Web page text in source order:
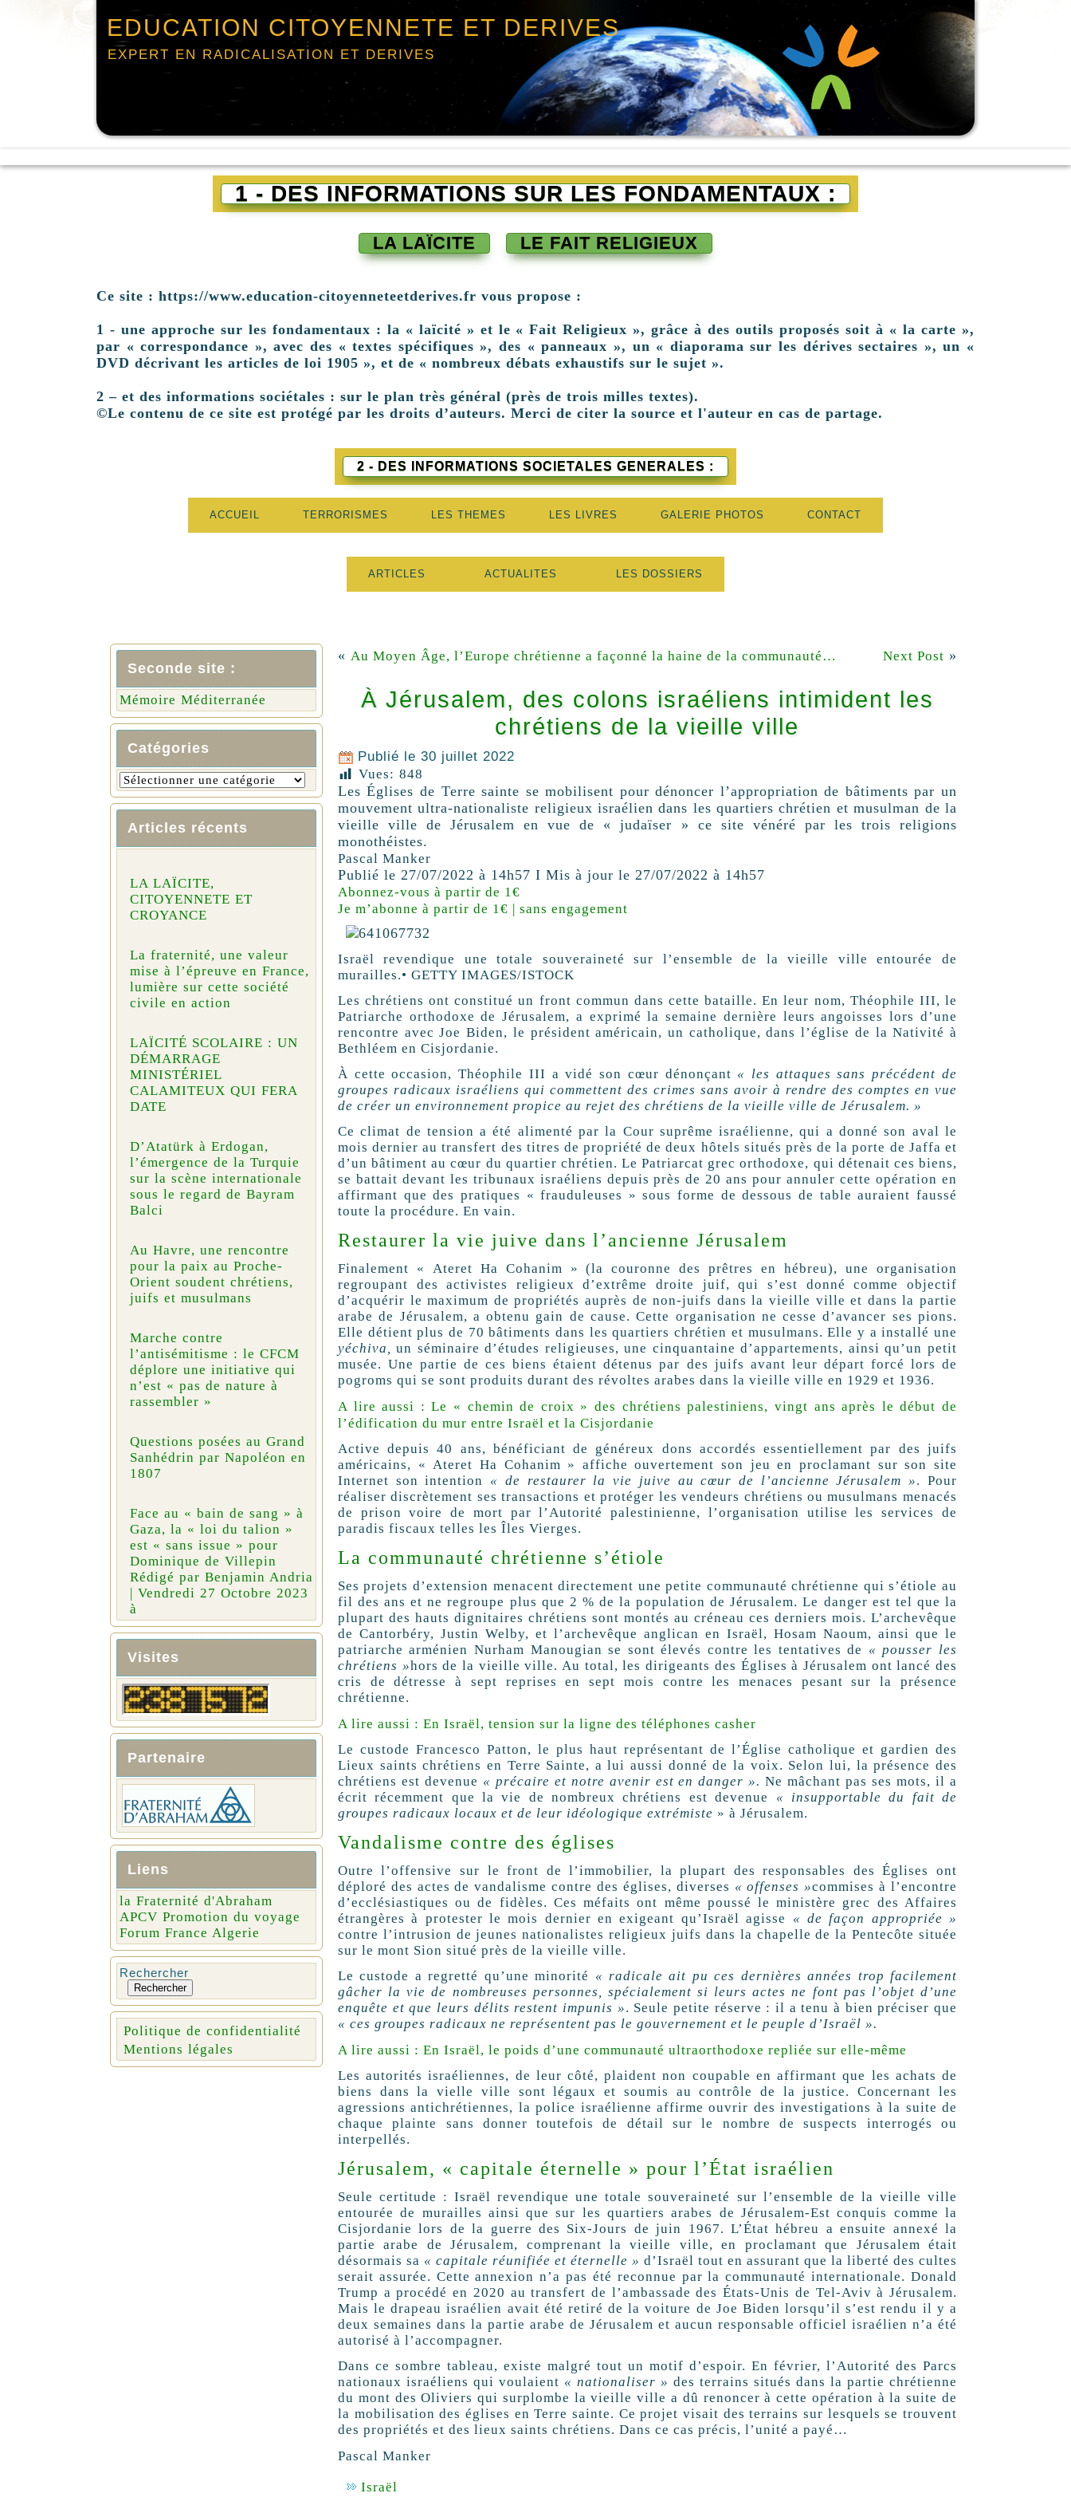
EDUCATION CITOYENNETE ET DERIVES
EXPERT EN RADICALISATION ET DERIVES
1 - DES INFORMATIONS SUR LES FONDAMENTAUX :
LA LAÏCITE LE FAIT RELIGIEUX
Ce site : https://www.education-citoyenneteetderives.fr vous propose :
1 - une approche sur les fondamentaux : la « laïcité » et le « Fait Religieux », grâce à des outils proposés soit à « la carte »,
par « correspondance », avec des « textes spécifiques », des « panneaux », un « diaporama sur les dérives sectaires », un «
DVD décrivant les articles de loi 1905 », et de « nombreux débats exhaustifs sur le sujet ».
2 – et des informations sociétales : sur le plan très général (près de trois milles textes).
©Le contenu de ce site est protégé par les droits d’auteurs. Merci de citer la source et l'auteur en cas de partage.
2 - DES INFORMATIONS SOCIETALES GENERALES :
ACCUEIL TERRORISMES LES THEMES LES LIVRES GALERIE PHOTOS CONTACT
ARTICLES ACTUALITES LES DOSSIERS
Seconde site :
Mémoire Méditerranée
Catégories
Articles récents
LA LAÏCITE,
CITOYENNETE ET
CROYANCE
La fraternité, une valeur
mise à l’épreuve en France,
lumière sur cette société
civile en action
LAÏCITÉ SCOLAIRE : UN
DÉMARRAGE
MINISTÉRIEL
CALAMITEUX QUI FERA
DATE
D’Atatürk à Erdogan,
l’émergence de la Turquie
sur la scène internationale
sous le regard de Bayram
Balci
Au Havre, une rencontre
pour la paix au Proche-
Orient soudent chrétiens,
juifs et musulmans
Marche contre
l’antisémitisme : le CFCM
déplore une initiative qui
n’est « pas de nature à
rassembler »
Questions posées au Grand
Sanhédrin par Napoléon en
1807
Face au « bain de sang » à
Gaza, la « loi du talion »
est « sans issue » pour
Dominique de Villepin
Rédigé par Benjamin Andria
| Vendredi 27 Octobre 2023
à
Visites
Partenaire
Liens
la Fraternité d'Abraham
APCV Promotion du voyage
Forum France Algerie
Rechercher
Rechercher
Politique de confidentialité
Mentions légales
« Au Moyen Âge, l’Europe chrétienne a façonné la haine de la communauté… Next Post »
À Jérusalem, des colons israéliens intimident les
chrétiens de la vieille ville
Publié le 30 juillet 2022
Vues: 848
Les Églises de Terre sainte se mobilisent pour dénoncer l’appropriation de bâtiments par un
mouvement ultra-nationaliste religieux israélien dans les quartiers chrétien et musulman de la
vieille ville de Jérusalem en vue de « judaïser » ce site vénéré par les trois religions
monothéistes.
Pascal Manker
Publié le 27/07/2022 à 14h57 I Mis à jour le 27/07/2022 à 14h57
Abonnez-vous à partir de 1€
Je m’abonne à partir de 1€ | sans engagement
Israël revendique une totale souveraineté sur l’ensemble de la vieille ville entourée de
murailles.• GETTY IMAGES/ISTOCK
Les chrétiens ont constitué un front commun dans cette bataille. En leur nom, Théophile III, le
Patriarche orthodoxe de Jérusalem, a exprimé la semaine dernière leurs angoisses lors d’une
rencontre avec Joe Biden, le président américain, un catholique, dans l’église de la Nativité à
Bethléem en Cisjordanie.
À cette occasion, Théophile III a vidé son cœur dénonçant « les attaques sans précédent de
groupes radicaux israéliens qui commettent des crimes sans avoir à rendre des comptes en vue
de créer un environnement propice au rejet des chrétiens de la vieille ville de Jérusalem. »
Ce climat de tension a été alimenté par la Cour suprême israélienne, qui a donné son aval le
mois dernier au transfert des titres de propriété de deux hôtels situés près de la porte de Jaffa et
d’un bâtiment au cœur du quartier chrétien. Le Patriarcat grec orthodoxe, qui détenait ces biens,
se battait devant les tribunaux israéliens depuis près de 20 ans pour annuler cette opération en
affirmant que des pratiques « frauduleuses » sous forme de dessous de table auraient faussé
toute la procédure. En vain.
Restaurer la vie juive dans l’ancienne Jérusalem
Finalement « Ateret Ha Cohanim » (la couronne des prêtres en hébreu), une organisation
regroupant des activistes religieux d’extrême droite juif, qui s’est donné comme objectif
d’acquérir le maximum de propriétés auprès de non-juifs dans la vieille ville et dans la partie
arabe de Jérusalem, a obtenu gain de cause. Cette organisation ne cesse d’avancer ses pions.
Elle détient plus de 70 bâtiments dans les quartiers chrétien et musulmans. Elle y a installé une
yéchiva, un séminaire d’études religieuses, une cinquantaine d’appartements, ainsi qu’un petit
musée. Une partie de ces biens étaient détenus par des juifs avant leur départ forcé lors de
pogroms qui se sont produits durant des révoltes arabes dans la vieille ville en 1929 et 1936.
A lire aussi : Le « chemin de croix » des chrétiens palestiniens, vingt ans après le début de
l’édification du mur entre Israël et la Cisjordanie
Active depuis 40 ans, bénéficiant de généreux dons accordés essentiellement par des juifs
américains, « Ateret Ha Cohanim » affiche ouvertement son jeu en proclamant sur son site
Internet son intention « de restaurer la vie juive au cœur de l’ancienne Jérusalem ». Pour
réaliser discrètement ses transactions et protéger les vendeurs chrétiens ou musulmans menacés
de prison voire de mort par l’Autorité palestinienne, l’organisation utilise les services de
paradis fiscaux telles les Îles Vierges.
La communauté chrétienne s’étiole
Ses projets d’extension menacent directement une petite communauté chrétienne qui s’étiole au
fil des ans et ne regroupe plus que 2 % de la population de Jérusalem. Le danger est tel que la
plupart des hauts dignitaires chrétiens sont montés au créneau ces derniers mois. L’archevêque
de Cantorbéry, Justin Welby, et l’archevêque anglican en Israël, Hosam Naoum, ainsi que le
patriarche arménien Nurham Manougian se sont élevés contre les tentatives de « pousser les
chrétiens »hors de la vieille ville. Au total, les dirigeants des Églises à Jérusalem ont lancé des
cris de détresse à sept reprises en sept mois contre les menaces pesant sur la présence
chrétienne.
A lire aussi : En Israël, tension sur la ligne des téléphones casher
Le custode Francesco Patton, le plus haut représentant de l’Église catholique et gardien des
Lieux saints chrétiens en Terre Sainte, a lui aussi donné de la voix. Selon lui, la présence des
chrétiens est devenue « précaire et notre avenir est en danger ».Ne mâchant pas ses mots, il a
écrit récemment que la vie de nombreux chrétiens est devenue « insupportable du fait de
groupes radicaux locaux et de leur idéologique extrémiste » à Jérusalem.
Vandalisme contre des églises
Outre l’offensive sur le front de l’immobilier, la plupart des responsables des Églises ont
déploré des actes de vandalisme contre des églises, diverses « offenses »commises à l’encontre
d’ecclésiastiques ou de fidèles. Ces méfaits ont même poussé le ministère grec des Affaires
étrangères à protester le mois dernier en exigeant qu’Israël agisse
« de façon appropriée »
contre l’intrusion de jeunes nationalistes religieux juifs dans la chapelle de la Pentecôte située
sur le mont Sion situé près de la vieille ville.
Le custode a regretté qu’une minorité « radicale ait pu ces dernières années trop facilement
gâcher la vie de nombreuses personnes, spécialement si leurs actes ne font pas l’objet d’une
enquête et que leurs délits restent impunis ». Seule petite réserve : il a tenu à bien préciser que
« ces groupes radicaux ne représentent pas le gouvernement et le peuple d’Israël ».
A lire aussi : En Israël, le poids d’une communauté ultraorthodoxe repliée sur elle-même
Les autorités israéliennes, de leur côté, plaident non coupable en affirmant que les achats de
biens dans la vielle ville sont légaux et soumis au contrôle de la justice. Concernant les
agressions antichrétiennes, la police israélienne affirme ouvrir des investigations à la suite de
chaque plainte sans donner toutefois de détail sur le nombre de suspects interrogés ou
interpellés.
Jérusalem, « capitale éternelle » pour l’État israélien
Seule certitude : Israël revendique une totale souveraineté sur l’ensemble de la vieille ville
entourée de murailles ainsi que sur les quartiers arabes de Jérusalem-Est conquis comme la
Cisjordanie lors de la guerre des Six-Jours de juin 1967. L’État hébreu a ensuite annexé la
partie arabe de Jérusalem, comprenant la vieille ville, en proclamant que Jérusalem était
désormais sa « capitale réunifiée et éternelle » d’Israël tout en assurant que la liberté des cultes
serait assurée. Cette annexion n’a pas été reconnue par la communauté internationale. Donald
Trump a procédé en 2020 au transfert de l’ambassade des États-Unis de Tel-Aviv à Jérusalem.
Mais le drapeau israélien avait été retiré de la voiture de Joe Biden lorsqu’il s’est rendu il y a
deux semaines dans la partie arabe de Jérusalem et aucun responsable officiel israélien n’a été
autorisé à l’accompagner.
Dans ce sombre tableau, existe malgré tout un motif d’espoir. En février, l’Autorité des Parcs
nationaux israéliens qui voulaient « nationaliser » des terrains situés dans la partie chrétienne
du mont des Oliviers qui surplombe la vieille ville a dû renoncer à cette opération à la suite de
la mobilisation des églises en Terre sainte. Ce projet visait des terrains sur lesquels se trouvent
des propriétés et des lieux saints chrétiens. Dans ce cas précis, l’unité a payé…
Pascal Manker
Israël